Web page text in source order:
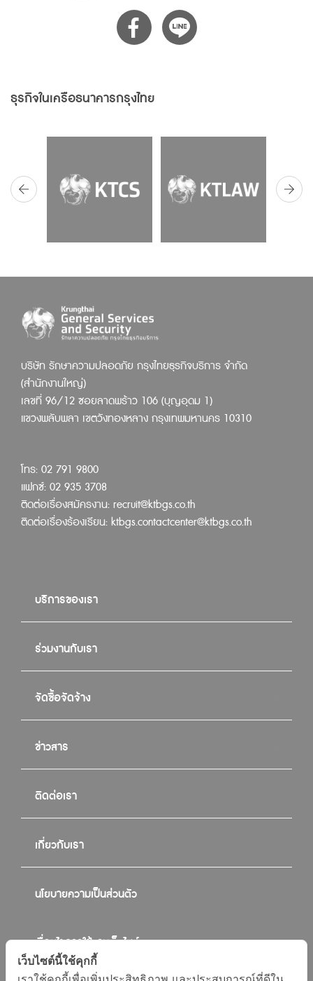
ธุรกิจในเครือธนาคารกรุงไทย
บริษัท รักษาความปลอดภัย กรุงไทยธุรกิจบริการ จำกัด
(สำนักงานใหญ่)
เลขที่ 96/12 ซอยลาดพร้าว 106 (บุญอุดม 1)
แขวงพลับพลา เขตวังทองหลาง กรุงเทพมหานคร 10310
โทร: 02 791 9800
แฟกซ์: 02 935 3708
ติดต่อเรื่องสมัครงาน: recruit@ktbgs.co.th
ติดต่อเรื่องร้องเรียน: ktbgs.contactcenter@ktbgs.co.th
บริการของเรา
ร่วมงานกับเรา
จัดซื้อจัดจ้าง
ข่าวสาร
ติดต่อเรา
เกี่ยวกับเรา
นโยบายความเป็นส่วนตัว
เงื่อนไขการใช้งานเว็บไซต์
เว็บไซต์นี้ใช้คุกกี้